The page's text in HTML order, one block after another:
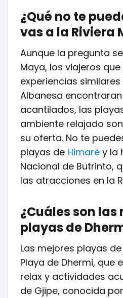
¿Qué no te
vas a la Riviera
Aunque la pregunta
Maya, los viajeros
experiencias similares
Albanesa
acantilados, las
ambiente relajado
su oferta. No te
playas de Himarë y la
Nacional de Butrinto,
las atracciones en la
¿Cuáles son las
playas de
Las mejores playas
Playa de Dhermi, que
relax y actividades
de Gjipe, conocida